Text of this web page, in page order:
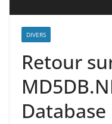
DIVERS
Retour
Database